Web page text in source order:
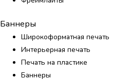
Баннеры
Широкоформатная печать
Интерьерная печать
Печать на пластике
Баннеры